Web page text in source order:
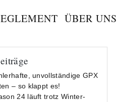
ÜBER UNS
unvollständige GPX
– so klappt es!
24 läuft trotz Winter-